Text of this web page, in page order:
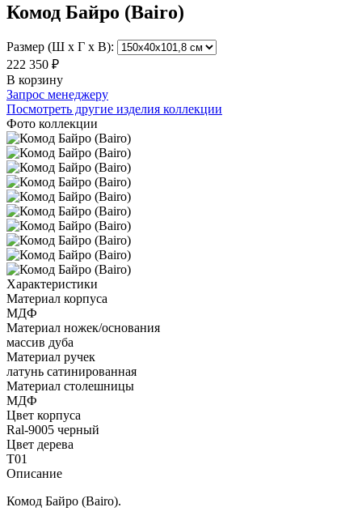
Комод Байро (Bairo)
Размер (Ш х Г х В):
222 350 ₽
В корзину
Запрос менеджеру
Посмотреть другие изделия коллекции
Фото коллекции
Характеристики
Материал корпуса
МДФ
Материал ножек/основания
массив дуба
Материал ручек
латунь сатинированная
Материал столешницы
МДФ
Цвет корпуса
Ral-9005 черный
Цвет дерева
Т01
Описание
Комод Байро (Bairo).